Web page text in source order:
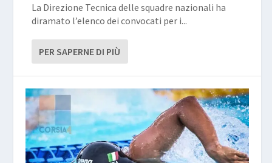
La Direzione Tecnica delle squadre nazionali ha
diramato l’elenco dei convocati per i...
PER SAPERNE DI PIÙ